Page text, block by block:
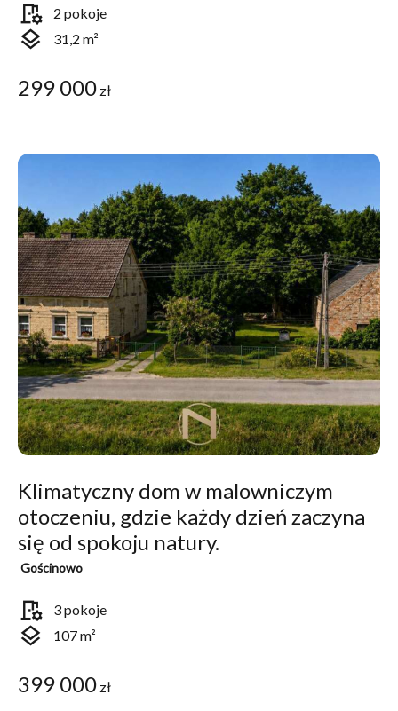
room_preferences 2 pokoje
layers 31,2 m²
299 000 zł
Klimatyczny dom w malowniczym
otoczeniu, gdzie każdy dzień zaczyna
się od spokoju natury.
Gościnowo
room_preferences 3 pokoje
layers 107 m²
399 000 zł